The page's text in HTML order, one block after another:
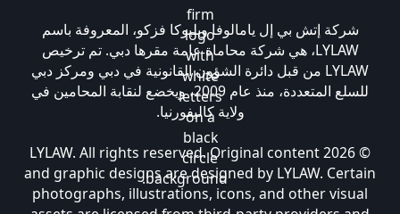
شركة إتش بي إل يامالوفا وبليوكا فزكو، المعروفة باسم
LYLAW، هي شركة محاماة عامة مقرها دبي. تم ترخيص
LYLAW من قبل دائرة الشؤون القانونية في دبي ومركز دبي
للسلع المتعددة، منذ عام 2009، ويخضع لنقابة المحامين في
ولاية كاليفورنيا.
© 2026 LYLAW. All rights reserved. Original content
and graphic designs are designed by LYLAW. Certain
photographs, illustrations, icons, and other visual